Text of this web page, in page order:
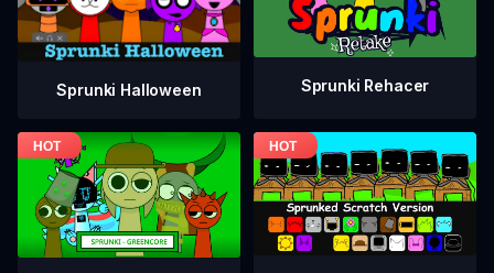
Sprunki Halloween Sprunki Rehacer